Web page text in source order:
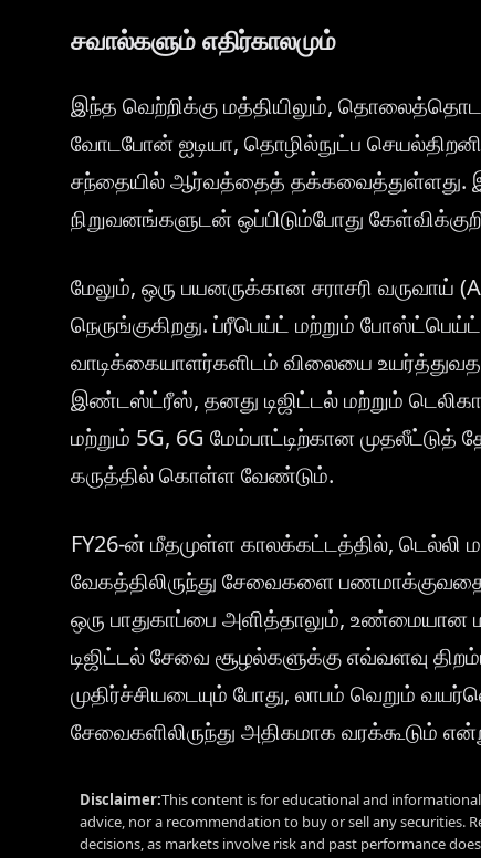
சவால்களும் எதிர்காலமும்
இந்த வெற்றிக்கு மத்தியிலும்,
வோடபோன் ஐடியா, தொழில்நுட்ப
சந்தையில் ஆர்வத்தைத் தக்கவைத்துள்ளது.
நிறுவனங்களுடன் ஒப்பிடும்போது
மேலும், ஒரு பயனருக்கான சராசரி வருவாய்
நெருங்குகிறது. ப்ரீபெய்ட் மற்றும்
வாடிக்கையாளர்களிடம் விலையை
இண்டஸ்ட்ரீஸ், தனது டிஜிட்டல் மற்றும்
மற்றும் 5G, 6G மேம்பாட்டிற்கான
கருத்தில் கொள்ள வேண்டும்.
FY26-ன் மீதமுள்ள காலக்கட்டத்தில், டெல்லி
வேகத்திலிருந்து சேவைகளை
ஒரு பாதுகாப்பை அளித்தாலும், உண்மையான
டிஜிட்டல் சேவை சூழல்களுக்கு எவ்வளவு
முதிர்ச்சியடையும் போது, லாபம் வெறும்
சேவைகளிலிருந்து அதிகமாக வரக்கூடும்
Disclaimer:This content is for educational and
advice, nor a recommendation to buy or sell any securities.
decisions, as markets involve risk and past performance